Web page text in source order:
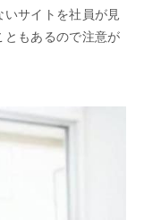
サイトを社員が見
ともあるので注意が